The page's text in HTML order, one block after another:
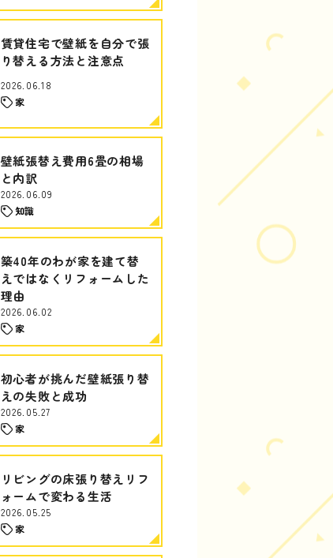
賃貸住宅で壁紙を自分で張
り替える方法と注意点
2026.06.18
家
壁紙張替え費用6畳の相場
と内訳
2026.06.09
知識
築40年のわが家を建て替
えではなくリフォームした
理由
2026.06.02
家
初心者が挑んだ壁紙張り替
えの失敗と成功
2026.05.27
家
リビングの床張り替えリフ
ォームで変わる生活
2026.05.25
家